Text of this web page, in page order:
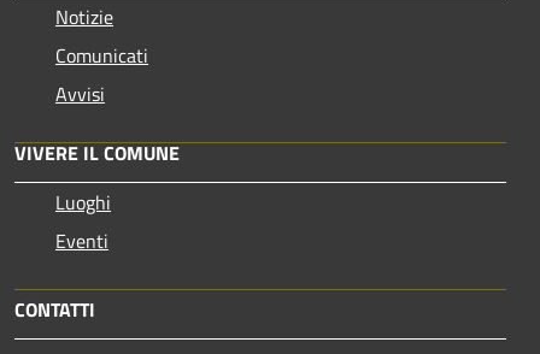
Notizie
Comunicati
Avvisi
VIVERE IL COMUNE
Luoghi
Eventi
CONTATTI